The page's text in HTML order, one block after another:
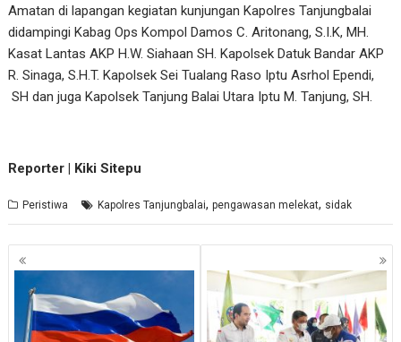
Amatan di lapangan kegiatan kunjungan Kapolres Tanjungbalai
didampingi Kabag Ops Kompol Damos C. Aritonang, S.I.K, MH.
Kasat Lantas AKP H.W. Siahaan SH. Kapolsek Datuk Bandar AKP
R. Sinaga, S.H.T. Kapolsek Sei Tualang Raso Iptu Asrhol Ependi,
SH dan juga Kapolsek Tanjung Balai Utara Iptu M. Tanjung, SH.
Reporter | Kiki Sitepu
Peristiwa Kapolres Tanjungbalai,pengawasan melekat, sidak
Navigasi
pos